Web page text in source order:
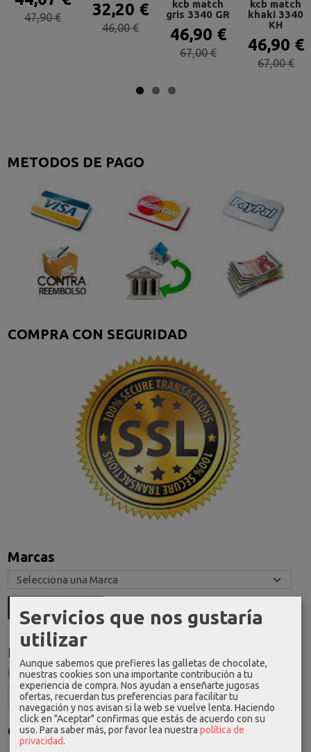
METODOS DE PAGO
COMPRA CON SEGURIDAD
Marcas
Idioma
Costes de Envío
47,90 € 32,20 €
46,00 €
kcb match
gris 3340 GR
46,90 €
67,00 €
kcb match
khaki 3340
KH
46,90 €
67,00 €
Servicios que nos gustaría
utilizar
Aunque sabemos que prefieres las galletas de chocolate,
nuestras cookies son una importante contribución a tu
experiencia de compra. Nos ayudan a enseñarte jugosas
ofertas, recuerdan tus preferencias para facilitar tu
navegación y nos avisan si la web se vuelve lenta. Haciendo
click en "Aceptar" confirmas que estás de acuerdo con su
uso. Para saber más, por favor lea nuestra política de
privacidad.